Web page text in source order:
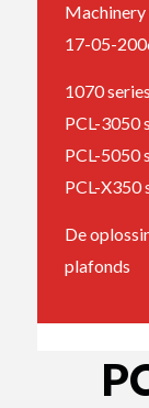
Machinery
17-05-
1070 series
PCL-3050
PCL-5050
PCL-X350
De
plafonds